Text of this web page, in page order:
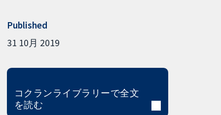
Published
31 10月 2019
コクランライブラリーで全文
を読む